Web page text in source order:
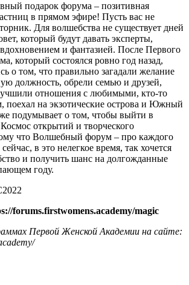
подарок форума – позитивная
в прямом эфире! Пусть вас не
Для волшебства не существует дней
который будут давать эксперты,
и фантазией. После Первого
который состоялся ровно год назад,
о том, что правильно загадали желание
должность, обрели семью и друзей,
отношения с любимыми, кто-то
поехал на экзотические острова и Южный
подумывает о том, чтобы выйти в
открытий и творческого
что Волшебный форум – про каждого
в это нелегкое время, так хочется
и получить шанс на долгожданные
году.
forums.firstwomens.academy/magic
Первой Женской Академии на сайте: